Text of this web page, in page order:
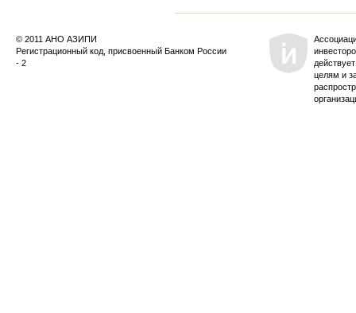
© 2011 АНО АЗИПИ
Регистрационный код, присвоенный Банком России
- 2
целям и